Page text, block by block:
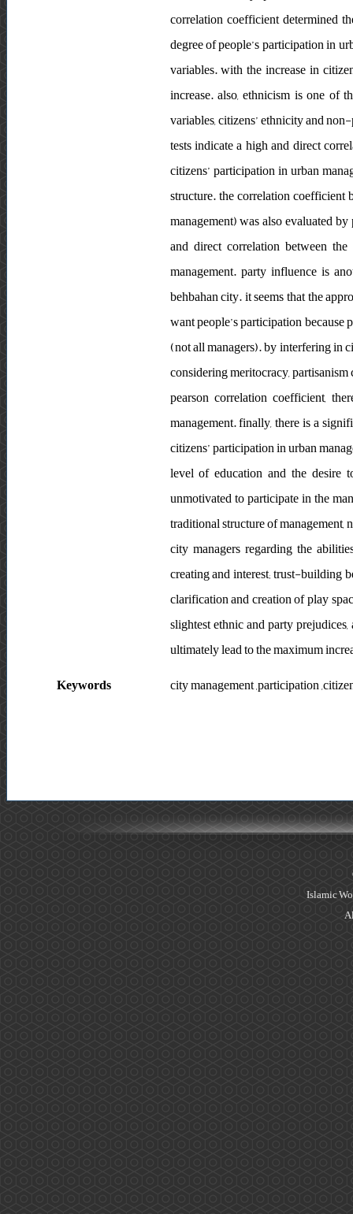
correlation coefficient determined
degree of people’s participation in
variables. with the increase in
increase. also, ethnicism is one of
variables, citizens’ ethnicity and
tests indicate a high and direct
citizens’ participation in urban
structure. the correlation coefficient
management) was also evaluated
and direct correlation between
management. party influence is
behbahan city. it seems that the
want people’s participation
(not all managers). by interfering in
considering meritocracy,
pearson correlation coefficient,
management. finally, there is a
citizens’ participation in urban
level of education and the desire
unmotivated to participate in the
traditional structure of
city managers regarding the
creating and interest; trust-building
clarification and creation of play
slightest ethnic and party
ultimately lead to the maximum
Keywords
city management ,participation
Islamic